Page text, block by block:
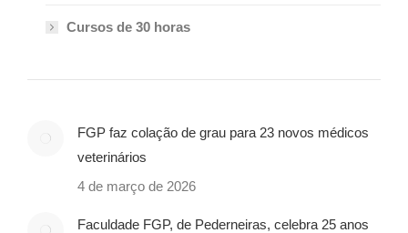
Cursos de 30 horas
FGP faz colação de grau para 23 novos médicos
veterinários
4 de março de 2026
Faculdade FGP, de Pederneiras, celebra 25 anos